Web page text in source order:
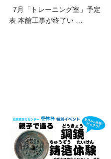
7月「トレーニング室」予定
表 本館工事が終了い …